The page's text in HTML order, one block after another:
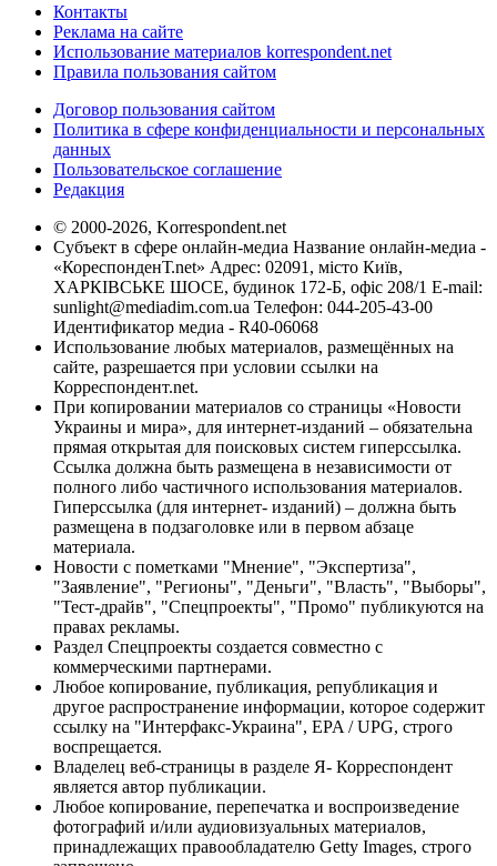
Контакты
Реклама на сайте
Использование материалов korrespondent.net
Правила пользования сайтом
Договор пользования сайтом
Политика в сфере конфиденциальности и персональных
данных
Пользовательское соглашение
Редакция
© 2000-2026, Korrespondent.net
Субъект в сфере онлайн-медиа Название онлайн-медиа -
«КореспонденТ.net» Адрес: 02091, місто Київ,
ХАРКІВСЬКЕ ШОСЕ, будинок 172-Б, офіс 208/1 E-mail:
sunlight@mediadim.com.ua Телефон: 044-205-43-00
Идентификатор медиа - R40-06068
Использование любых материалов, размещённых на
сайте, разрешается при условии ссылки на
Корреспондент.net.
При копировании материалов со страницы «Новости
Украины и мира», для интернет-изданий – обязательна
прямая открытая для поисковых систем гиперссылка.
Ссылка должна быть размещена в независимости от
полного либо частичного использования материалов.
Гиперссылка (для интернет- изданий) – должна быть
размещена в подзаголовке или в первом абзаце
материала.
Новости с пометками "Мнение", "Экспертиза",
"Заявление", "Регионы", "Деньги", "Власть", "Выборы",
"Тест-драйв", "Спецпроекты", "Промо" публикуются на
правах рекламы.
Раздел Спецпроекты создается совместно с
коммерческими партнерами.
Любое копирование, публикация, републикация и
другое распространение информации, которое содержит
ссылку на "Интерфакс-Украина", EPA / UPG, строго
воспрещается.
Владелец веб-страницы в разделе Я- Корреспондент
является автор публикации.
Любое копирование, перепечатка и воспроизведение
фотографий и/или аудиовизуальных материалов,
принадлежащих правообладателю Getty Images, строго